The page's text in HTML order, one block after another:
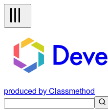
produced by Classmethod